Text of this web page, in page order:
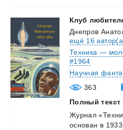
Клуб
Днепров
ещё 16
Техника —
#1964
Научная
363
Полный текст
Журнал
основан в 1933